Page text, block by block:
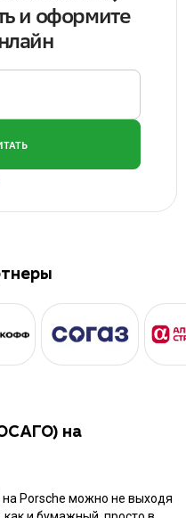
на
Porsche можно не выходя